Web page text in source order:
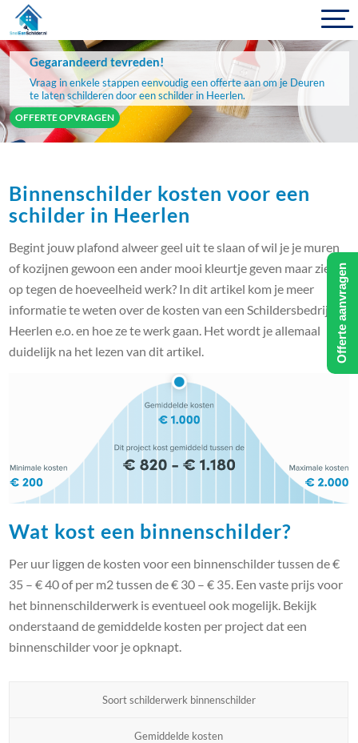
Gegarandeerd tevreden!
Vraag in enkele stappen eenvoudig een offerte aan om je Deuren
te laten schilderen door een schilder in Heerlen.
OFFERTE OPVRAGEN
Binnenschilder kosten voor een
schilder in Heerlen
Begint jouw plafond alweer geel uit te slaan of wil je je muren
of kozijnen gewoon een ander mooi kleurtje geven maar zie je
op tegen de hoeveelheid werk? In dit artikel kom je meer
informatie te weten over de kosten van een Schildersbedrijf in
Heerlen e.o. en hoe ze te werk gaan. Het wordt je allemaal
duidelijk na het lezen van dit artikel.
Wat kost een binnenschilder?
Per uur liggen de kosten voor een binnenschilder tussen de €
35 – € 40 of per m2 tussen de € 30 – € 35. Een vaste prijs voor
het binnenschilderwerk is eventueel ook mogelijk. Bekijk
onderstaand de gemiddelde kosten per project dat een
binnenschilder voor je opknapt.
Soort schilderwerk binnenschilder
Gemiddelde kosten
Offerte aanvragen